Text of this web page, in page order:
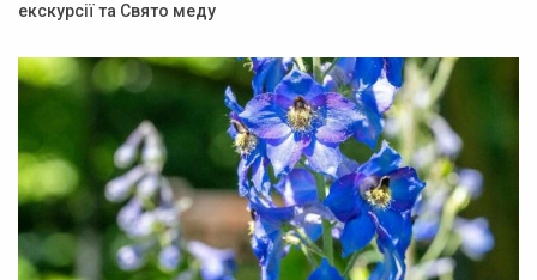
екскурсії та Свято меду